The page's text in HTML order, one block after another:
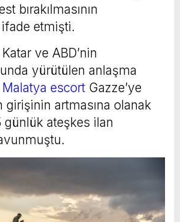
bırakılmasının
ifade etmişti.
ve ABD’nin
yürütülen anlaşma
Malatya escort Gazze’ye
girişinin artmasına olanak
günlük ateşkes ilan